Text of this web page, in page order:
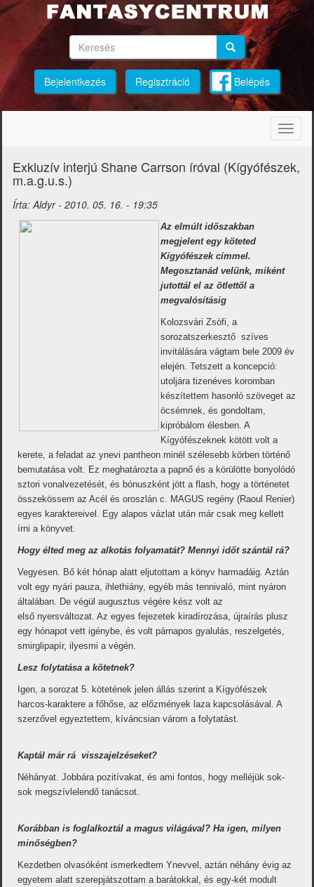
Ugrás
tartalomra
Keresés Keresés
Bejelentkezés Regisztráció Belépés
Exkluzív interjú Shane Carrson íróval (Kígyófészek,
m.a.g.u.s.)
Írta:Aldyr- 2010. 05. 16. - 19:35
Az elmúlt időszakban
megjelent egy köteted
Kígyófészek címmel.
Megosztanád velünk, miként
jutottál el az ötlettől a
megvalósításig
Kolozsvári Zsófi, a
sorozatszerkesztő szíves
invitálására vágtam bele 2009 év
elején. Tetszett a koncepció:
utoljára tizenéves koromban
készítettem hasonló szöveget az
öcsémnek, és gondoltam,
kipróbálom élesben. A
Kígyófészeknek kötött volt a
kerete, a feladat az ynevi pantheon minél szélesebb körben történő
bemutatása volt. Ez meghatározta a papnő és a körülötte bonyolódó
sztori vonalvezetését, és bónuszként jött a flash, hogy a történetet
összekössem az Acél és oroszlán c. MAGUS regény (Raoul Renier)
egyes karaktereivel. Egy alapos vázlat után már csak meg kellett
írni a könyvet.
Hogy élted meg az alkotás folyamatát? Mennyi időt szántál rá?
Vegyesen. Bő két hónap alatt eljutottam a könyv harmadáig. Aztán
volt egy nyári pauza, ihlethiány, egyéb más tennivaló, mint nyáron
általában. De végül augusztus végére kész volt az
első nyersváltozat. Az egyes fejezetek kiradírozása, újraírás plusz
egy hónapot vett igénybe, és volt párnapos gyalulás, reszelgetés,
smirglipapír, ilyesmi a végén.
Lesz folytatása a kötetnek?
Igen, a sorozat 5. kötetének jelen állás szerint a Kígyófészek
harcos-karaktere a főhőse, az előzmények laza kapcsolásával. A
szerzővel egyeztettem, kíváncsian várom a folytatást.
Kaptál már rá visszajelzéseket?
Néhányat. Jobbára pozitívakat, és ami fontos, hogy melléjük sok-
sok megszívlelendő tanácsot.
Korábban is foglalkoztál a magus világával? Ha igen, milyen
minőségben?
Kezdetben olvasóként ismerkedtem Ynevvel, aztán néhány évig az
egyetem alatt szerepjátszottam a barátokkal, és egy-két modult